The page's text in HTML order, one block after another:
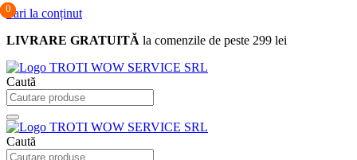
Sari la conținut
LIVRARE GRATUITĂ la comenzile de peste 299 lei
0
Caută
Caută
0
0